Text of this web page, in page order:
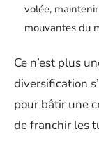
volée,
mouvantes du
Ce n’est plus
diversification
pour bâtir une
de franchir les